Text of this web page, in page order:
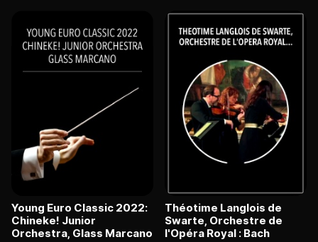
Young Euro Classic 2022:
Chineke! Junior
Orchestra, Glass Marcano
Théotime Langlois de
Swarte, Orchestre de
l'Opéra Royal : Bach